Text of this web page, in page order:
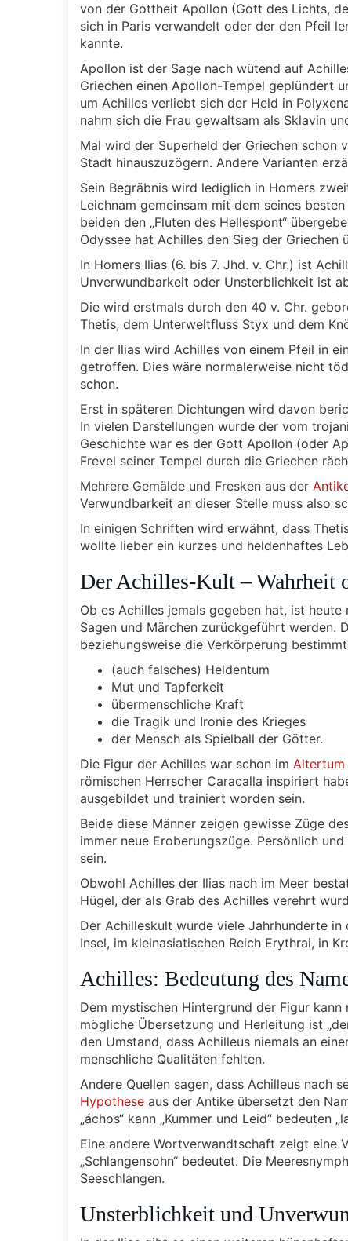
von der Gottheit Apollon (Gott des Lichts,
sich in Paris verwandelt oder der den Pfeil
kannte.
Apollon ist der Sage nach wütend auf
Griechen einen Apollon-Tempel geplündert
um Achilles verliebt sich der Held in
nahm sich die Frau gewaltsam als Sklavin
Mal wird der Superheld der Griechen schon
Stadt hinauszuzögern. Andere Varianten
Sein Begräbnis wird lediglich in Homers
Leichnam gemeinsam mit dem seines
beiden den „Fluten des Hellespont“
Odyssee hat Achilles den Sieg der
In Homers Ilias (6. bis 7. Jhd. v. Chr.) ist
Unverwundbarkeit oder Unsterblichkeit ist
Die wird erstmals durch den 40 v. Chr.
Thetis, dem Unterweltfluss Styx und dem
In der Ilias wird Achilles von einem Pfeil in
getroffen. Dies wäre normalerweise nicht
schon.
Erst in späteren Dichtungen wird davon
In vielen Darstellungen wurde der vom
Geschichte war es der Gott Apollon (oder
Frevel seiner Tempel durch die Griechen
Mehrere Gemälde und Fresken aus der
Verwundbarkeit an dieser Stelle muss also
In einigen Schriften wird erwähnt, dass
wollte lieber ein kurzes und heldenhaftes
Der Achilles-Kult – Wahrheit
Ob es Achilles jemals gegeben hat, ist
Sagen und Märchen zurückgeführt werden.
beziehungsweise die Verkörperung
(auch falsches) Heldentum
Mut und Tapferkeit
übermenschliche Kraft
die Tragik und Ironie des Krieges
der Mensch als Spielball der Götter.
Die Figur der Achilles war schon im Altertum
römischen Herrscher Caracalla inspiriert
ausgebildet und trainiert worden sein.
Beide diese Männer zeigen gewisse Züge
immer neue Eroberungszüge. Persönlich
sein.
Obwohl Achilles der Ilias nach im Meer
Hügel, der als Grab des Achilles verehrt
Der Achilleskult wurde viele Jahrhunderte
Insel, im kleinasiatischen Reich Erythrai, in
Achilles: Bedeutung des
Dem mystischen Hintergrund der Figur
mögliche Übersetzung und Herleitung ist
den Umstand, dass Achilleus niemals an
menschliche Qualitäten fehlten.
Andere Quellen sagen, dass Achilleus nach
Hypothese aus der Antike übersetzt den
„áchos“ kann „Kummer und Leid“ bedeuten
Eine andere Wortverwandtschaft zeigt eine
„Schlangensohn“ bedeutet. Die
Seeschlangen.
Unsterblichkeit und